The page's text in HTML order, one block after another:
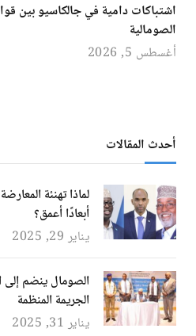
اشتباكات دامية في جالكاسيو بين
الصومالية
أغسطس 5, 2026
أحدث المقالات
لماذا تهنئة
أبعادًا أعمق؟
يناير 29, 2025
الصومال ينضم إلى
الجريمة المنظمة
يناير 31, 2025